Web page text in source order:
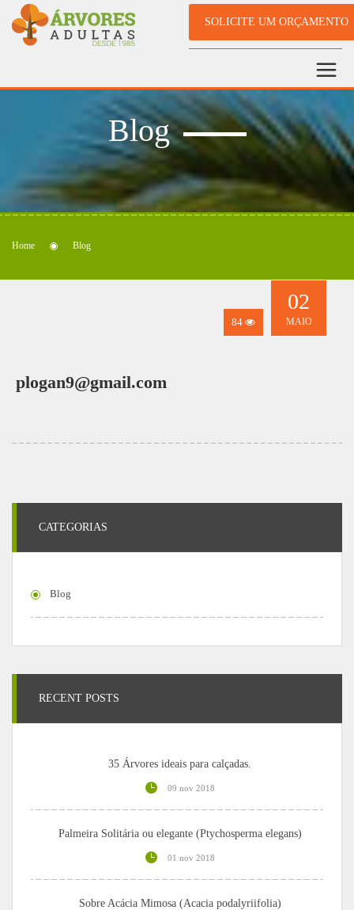
SOLICITE UM ORÇAMENTO
Blog
Home Blog
84
02
MAIO
plogan9@gmail.com
CATEGORIAS
Blog
RECENT POSTS
35 Árvores ideais para calçadas.
09 nov 2018
Palmeira Solitária ou elegante (Ptychosperma elegans)
01 nov 2018
Sobre Acácia Mimosa (Acacia podalyriifolia)